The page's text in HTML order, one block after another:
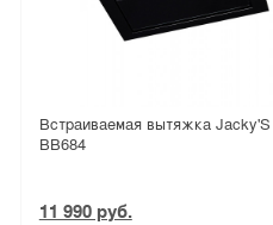
Встраиваемая вытяжка
BB684
11 990 руб.